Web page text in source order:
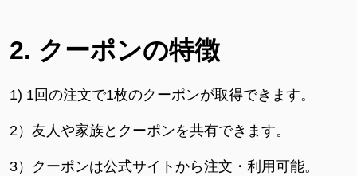
2. クーポンの特徴
1) 1回の注文で1枚のクーポンが取得できます。
2）友人や家族とクーポンを共有できます。
3）クーポンは公式サイトから注文・利用可能。